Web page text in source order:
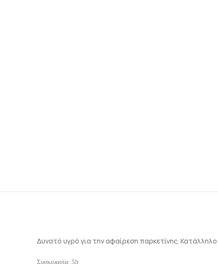
Δυνατό υγρό για την αφαίρεση παρκετίνης.
Συσκευασία: 5lt